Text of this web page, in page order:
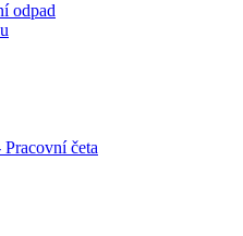
odpad
četa